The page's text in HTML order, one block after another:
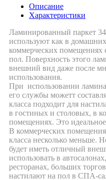
Описание
Характеристики
Ламинированный паркет 34
используют как в
коммерческих помещениях
пол. Поверхность этого
внешний вид даже после
использования.
При использовании
его службы можетт
класса подходит для
в гостиных и столовых, в
помещениях. Это
В коммерческих
класса несколько меньше.
будет иметь отличный
использовать в
ресторанах, больших
настилают на пол в СПА-